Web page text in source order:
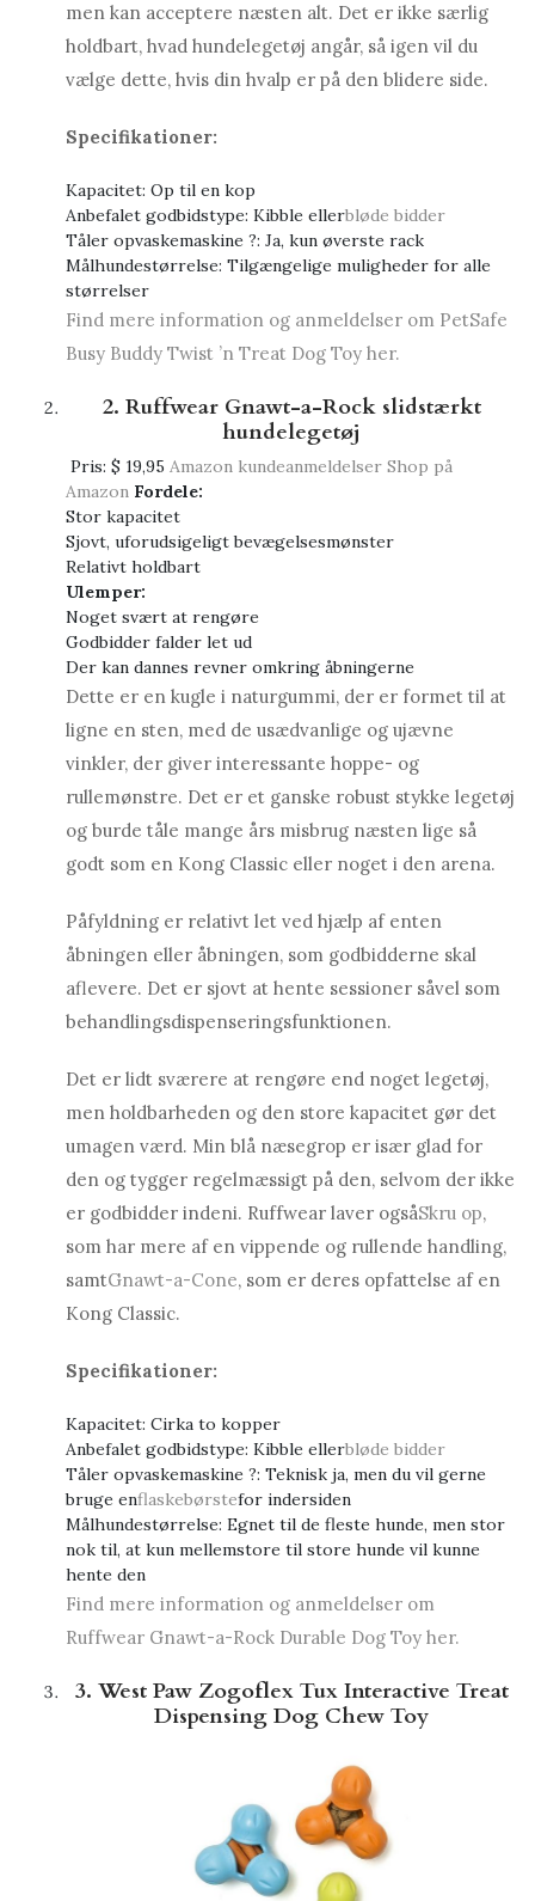
men kan acceptere næsten alt. Det er ikke særlig
holdbart, hvad hundelegetøj angår, så igen vil du
vælge dette, hvis din hvalp er på den blidere side.
Specifikationer:
Kapacitet: Op til en kop
Anbefalet godbidstype: Kibble ellerbløde bidder
Tåler opvaskemaskine ?: Ja, kun øverste rack
Målhundestørrelse: Tilgængelige muligheder for alle
størrelser
Find mere information og anmeldelser om PetSafe
Busy Buddy Twist ’n Treat Dog Toy her.
2. Ruffwear Gnawt-a-Rock slidstærkt
hundelegetøj
Pris: $ 19,95 Amazon kundeanmeldelser Shop på
Amazon Fordele:
Stor kapacitet
Sjovt, uforudsigeligt bevægelsesmønster
Relativt holdbart
Ulemper:
Noget svært at rengøre
Godbidder falder let ud
Der kan dannes revner omkring åbningerne
Dette er en kugle i naturgummi, der er formet til at
ligne en sten, med de usædvanlige og ujævne
vinkler, der giver interessante hoppe- og
rullemønstre. Det er et ganske robust stykke legetøj
og burde tåle mange års misbrug næsten lige så
godt som en Kong Classic eller noget i den arena.
Påfyldning er relativt let ved hjælp af enten
åbningen eller åbningen, som godbidderne skal
aflevere. Det er sjovt at hente sessioner såvel som
behandlingsdispenseringsfunktionen.
Det er lidt sværere at rengøre end noget legetøj,
men holdbarheden og den store kapacitet gør det
umagen værd. Min blå næsegrop er især glad for
den og tygger regelmæssigt på den, selvom der ikke
er godbidder indeni. Ruffwear laver ogsåSkru op,
som har mere af en vippende og rullende handling,
samtGnawt-a-Cone, som er deres opfattelse af en
Kong Classic.
Specifikationer:
Kapacitet: Cirka to kopper
Anbefalet godbidstype: Kibble ellerbløde bidder
Tåler opvaskemaskine ?: Teknisk ja, men du vil gerne
bruge enflaskebørstefor indersiden
Målhundestørrelse: Egnet til de fleste hunde, men stor
nok til, at kun mellemstore til store hunde vil kunne
hente den
Find mere information og anmeldelser om
Ruffwear Gnawt-a-Rock Durable Dog Toy her.
3. West Paw Zogoflex Tux Interactive Treat
Dispensing Dog Chew Toy